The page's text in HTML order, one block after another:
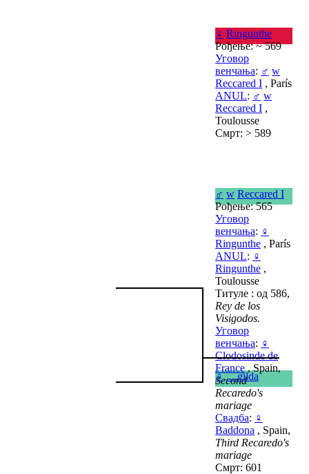
♀ Ringunthe
Рођење: ~ 569
Уговор
венчања: ♂ w
Reccared I , París
ANUL: ♂ w
Reccared I ,
Toulousse
Смрт: > 589
♂ w Reccared I
Рођење: 565
Уговор
венчања: ♀
Ringunthe , París
ANUL: ♀
Ringunthe ,
Toulousse
Титуле : од 586,
Rey de los
Visigodos.
Уговор
венчања: ♀
Clodosinde de
France, Spain,
Second
Recaredo's
mariage
Свадба: ♀
Baddona , Spain,
Third Recaredo's
mariage
Смрт: 601
♀ ....gilda